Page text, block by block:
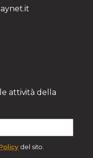
attività della
del sito.